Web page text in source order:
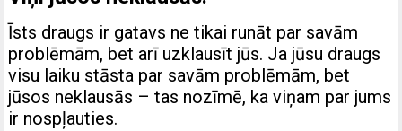
Īsts draugs ir gatavs ne tikai runāt par savām
problēmām, bet arī uzklausīt jūs. Ja jūsu draugs
visu laiku stāsta par savām problēmām, bet
jūsos neklausās – tas nozīmē, ka viņam par jums
ir nospļauties.